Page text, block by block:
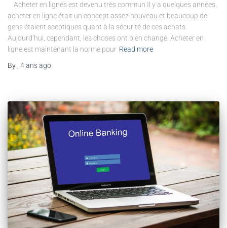
Acheter en lignes est devenu très commun Il y a quelques années,
acheter en ligne était un concept assez nouveau et beaucoup de
gens étaient sceptiques quant à la sécurité de ces achats.
Aujourd’hui, cependant, les choses ont bien changé. Acheter en
ligne est maintenant la norme pour Read more
By 4 ansago